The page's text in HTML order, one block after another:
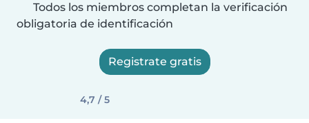
Todos los miembros completan la verificación
obligatoria de identificación
Registrate gratis
4,7 / 5